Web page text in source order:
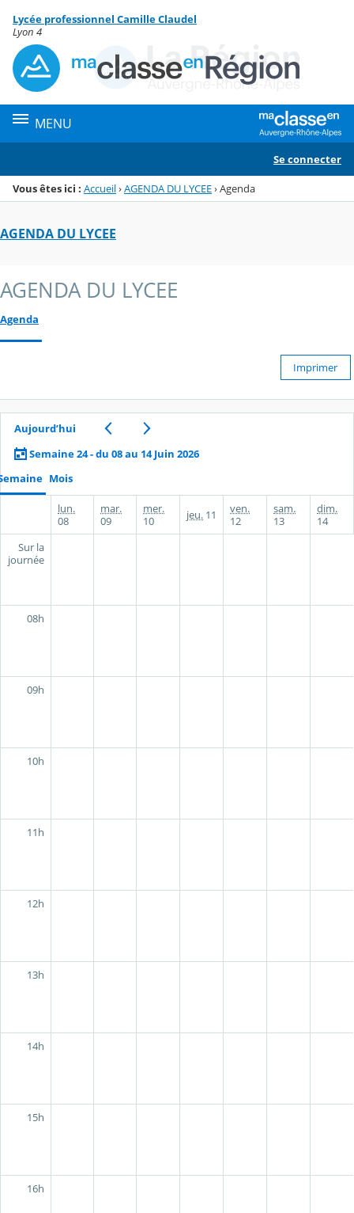
Menu de la rubrique
Contenu
Lycée professionnel Camille Claudel
Lyon 4
MENU
Se connecter
Vous êtes ici : Accueil›AGENDA DU LYCEE›Agenda
AGENDA DU LYCEE
AGENDA DU LYCEE
Agenda
Imprimer
Aujourd’hui
Semaine 24 - du 08 au 14 Juin 2026
Mois
lun.
08
mar.
09
mer.
10
jeu. 11
ven.
12
sam.
13
dim.
14
Sur la
journée
08h
09h
10h
11h
12h
13h
14h
15h
16h